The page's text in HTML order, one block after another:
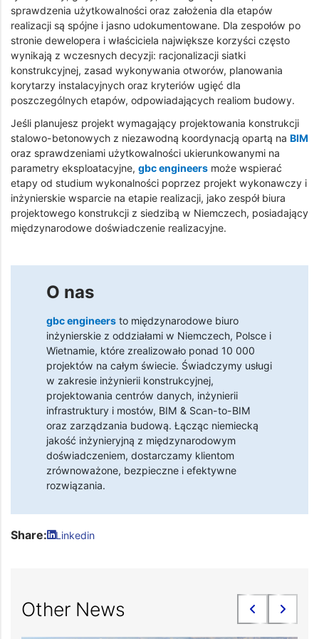
sprawdzenia użytkowalności oraz założenia dla etapów
realizacji są spójne i jasno udokumentowane. Dla zespołów po
stronie dewelopera i właściciela największe korzyści często
wynikają z wczesnych decyzji: racjonalizacji siatki
konstrukcyjnej, zasad wykonywania otworów, planowania
korytarzy instalacyjnych oraz kryteriów ugięć dla
poszczególnych etapów, odpowiadających realiom budowy.
Jeśli planujesz projekt wymagający projektowania konstrukcji
stalowo-betonowych z niezawodną koordynacją opartą na BIM
oraz sprawdzeniami użytkowalności ukierunkowanymi na
parametry eksploatacyjne, gbc engineers może wspierać
etapy od studium wykonalności poprzez projekt wykonawczy i
inżynierskie wsparcie na etapie realizacji, jako zespół biura
projektowego konstrukcji z siedzibą w Niemczech, posiadający
międzynarodowe doświadczenie realizacyjne.
O nas
gbc engineers to międzynarodowe biuro
inżynierskie z oddziałami w Niemczech, Polsce i
Wietnamie, które zrealizowało ponad 10 000
projektów na całym świecie. Świadczymy usługi
w zakresie inżynierii konstrukcyjnej,
projektowania centrów danych, inżynierii
infrastruktury i mostów, BIM & Scan-to-BIM
oraz zarządzania budową. Łącząc niemiecką
jakość inżynieryjną z międzynarodowym
doświadczeniem, dostarczamy klientom
zrównoważone, bezpieczne i efektywne
rozwiązania.
Share: Linkedin
Other News